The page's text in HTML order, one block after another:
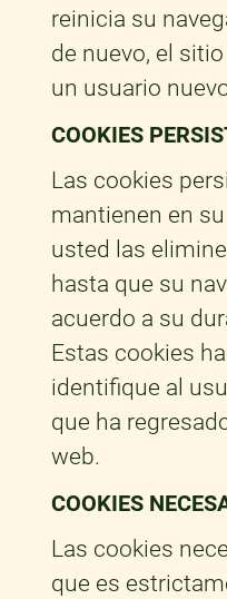
reinicia su
de nuevo, el
un usuario
COOKIES
Las cookies
mantienen en
usted las
hasta que su
acuerdo a su
Estas cookies
identifique al
que ha
web.
COOKIES
Las cookies
que es